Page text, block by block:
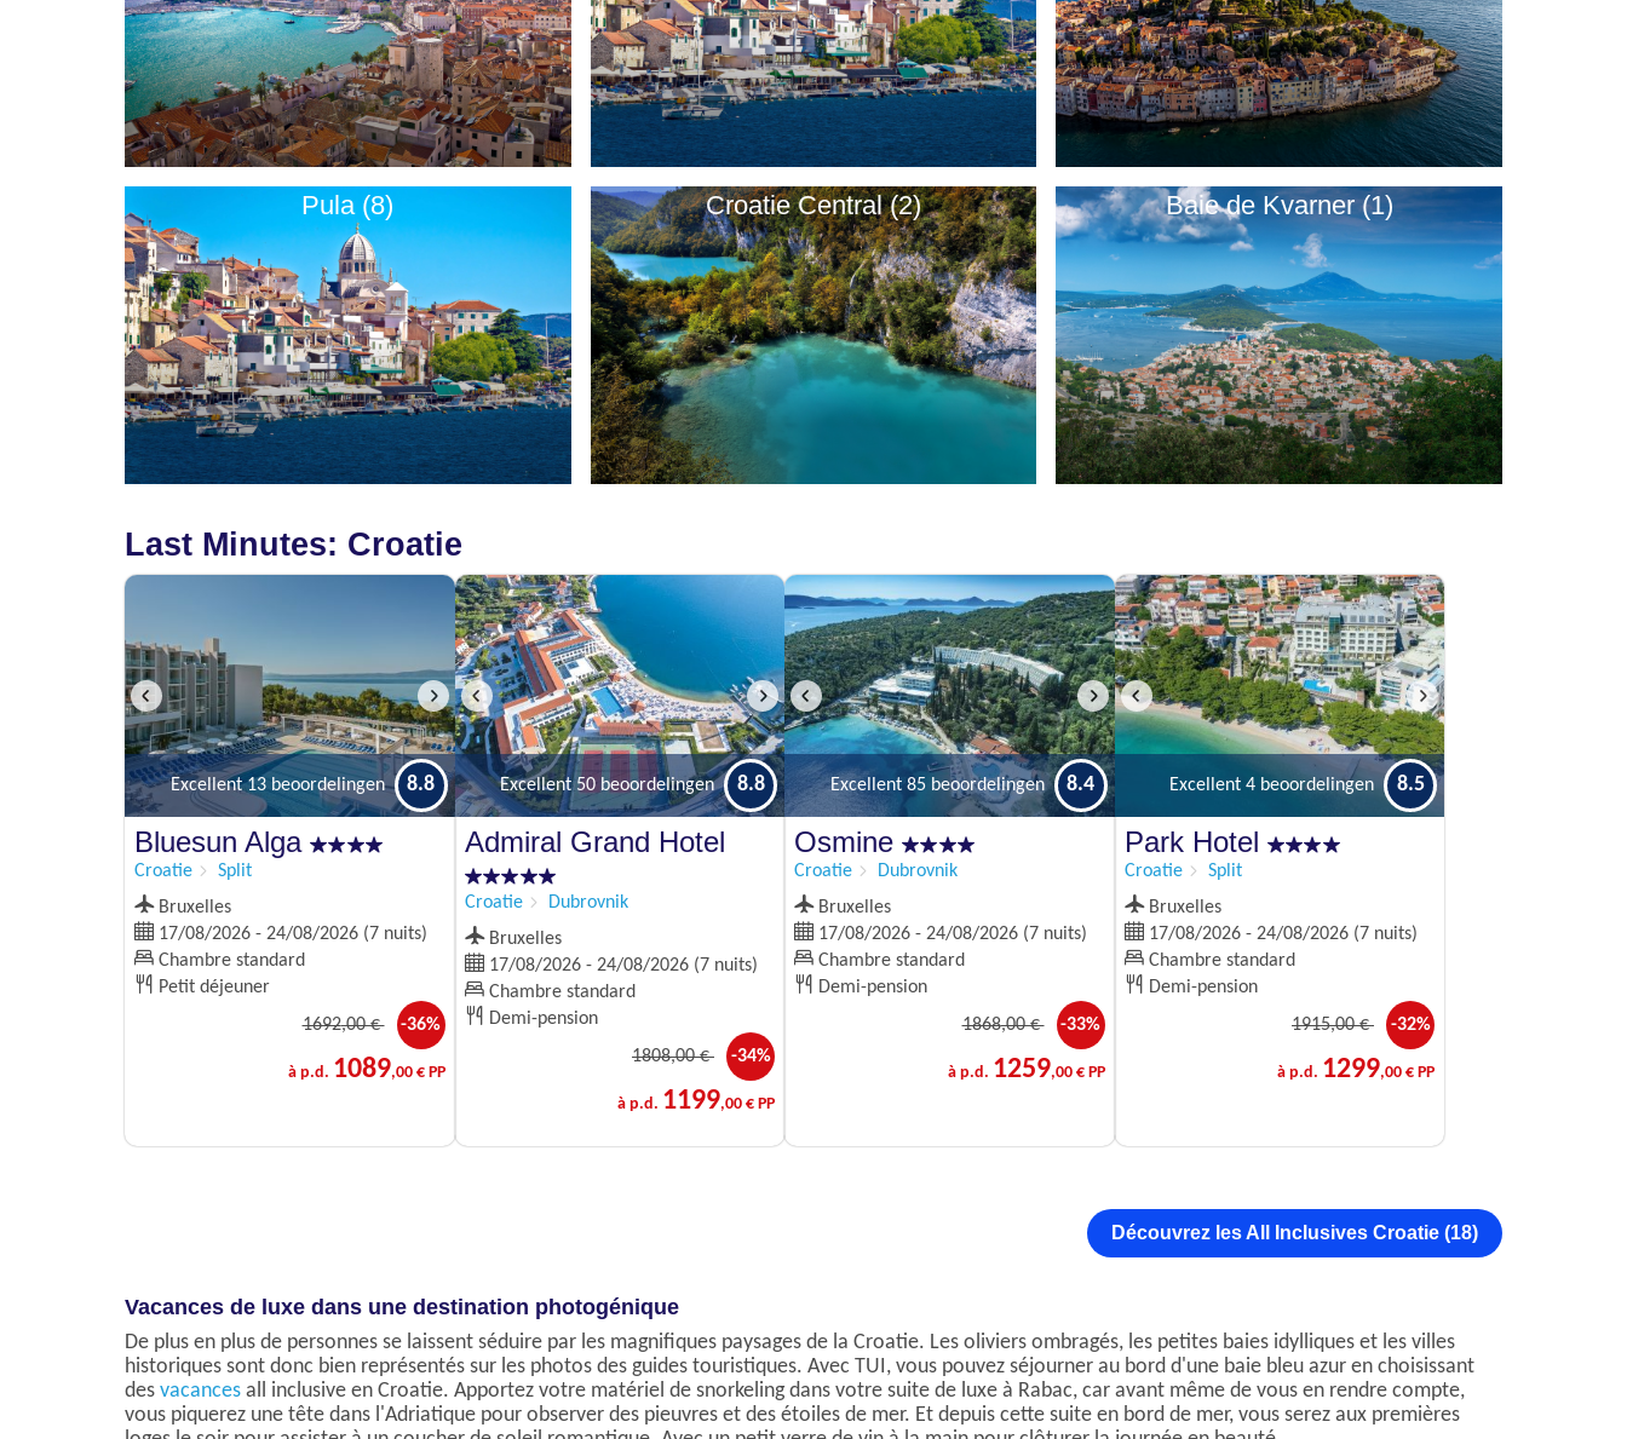
Pula (8) Croatie Central (2) Baie de Kvarner (1)
Last Minutes: Croatie
Excellent 13 beoordelingen 8.8
Bluesun Alga
Croatie
Split
Bruxelles
17/08/2026 - 24/08/2026 (7 nuits)
Chambre standard
Petit déjeuner
1692,00 € -36%
à p.d. 1089,00 € PP
Excellent 50 beoordelingen 8.8
Admiral Grand Hotel
Croatie
Dubrovnik
Bruxelles
17/08/2026 - 24/08/2026 (7 nuits)
Chambre standard
Demi-pension
1808,00 € -34%
à p.d. 1199,00 € PP
Excellent 85 beoordelingen 8.4
Osmine
Croatie
Dubrovnik
Bruxelles
17/08/2026 - 24/08/2026 (7 nuits)
Chambre standard
Demi-pension
1868,00 € -33%
à p.d. 1259,00 € PP
Excellent 4 beoordelingen 8.5
Park Hotel
Croatie
Split
Bruxelles
17/08/2026 - 24/08/2026 (7 nuits)
Chambre standard
Demi-pension
1915,00 € -32%
à p.d. 1299,00 € PP
Découvrez les All Inclusives Croatie (18)
Vacances de luxe dans une destination photogénique
De plus en plus de personnes se laissent séduire par les magnifiques paysages de la Croatie. Les oliviers ombragés, les petites baies idylliques et les villes
historiques sont donc bien représentés sur les photos des guides touristiques. Avec TUI, vous pouvez séjourner au bord d'une baie bleu azur en choisissant
des vacances all inclusive en Croatie. Apportez votre matériel de snorkeling dans votre suite de luxe à Rabac, car avant même de vous en rendre compte,
vous piquerez une tête dans l'Adriatique pour observer des pieuvres et des étoiles de mer. Et depuis cette suite en bord de mer, vous serez aux premières